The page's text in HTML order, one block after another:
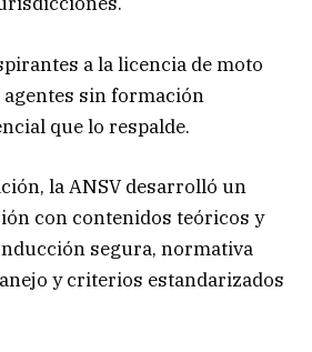
a la licencia de moto
sin formación
que lo respalde.
la ANSV desarrolló un
con contenidos teóricos y
segura, normativa
y criterios estandarizados